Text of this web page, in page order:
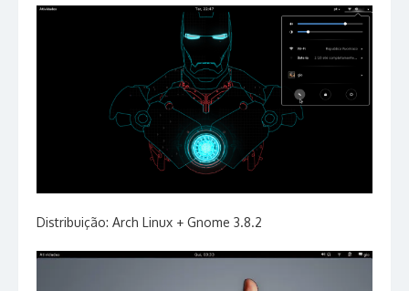
Distribuição: Arch Linux + Gnome 3.8.2